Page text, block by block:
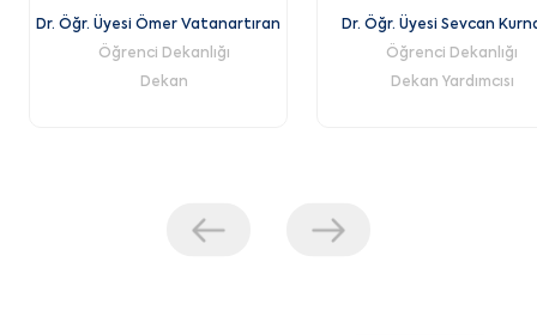
Dr. Öğr. Üyesi Ömer Vatanartıran
Öğrenci Dekanlığı
Dekan
Dr. Öğr. Üyesi Sevcan
Öğrenci Dekanlığı
Dekan Yardımcısı